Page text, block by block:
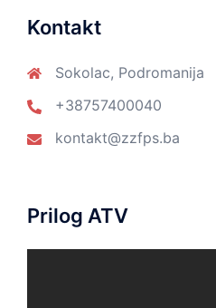
Kontakt
Sokolac, Podromanija
+38757400040
kontakt@zzfps.ba
Prilog ATV